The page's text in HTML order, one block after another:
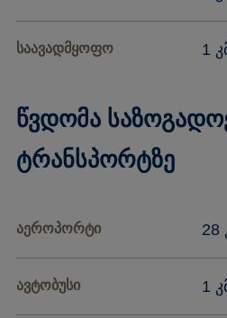
საავადმყოფო 1
წვდომა
ტრანსპორტზე
აეროპორტი 28
ავტობუსი 1